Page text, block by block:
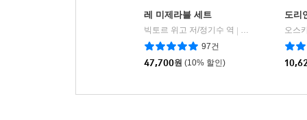
레 미제라블 세트
빅토르 위고 저/정기수 역
민음사
97건
47,700원 (10% 할인)
도리
오스